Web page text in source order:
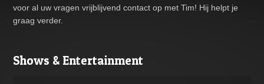
voor al uw vragen vrijblijvend contact op met Tim! Hij helpt je
graag verder.
Shows & Entertainment